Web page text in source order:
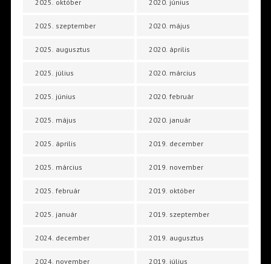
2025. október
2025. szeptember
2025. augusztus
2025. július
2025. június
2025. május
2025. április
2025. március
2025. február
2025. január
2024. december
2024. november
2020. június
2020. május
2020. április
2020. március
2020. február
2020. január
2019. december
2019. november
2019. október
2019. szeptember
2019. augusztus
2019. július